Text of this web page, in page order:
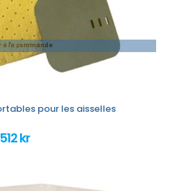
à la commande
pour les aisselles
512 kr